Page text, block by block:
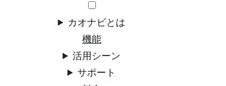
カオナビとは
機能
活用シーン
サポート